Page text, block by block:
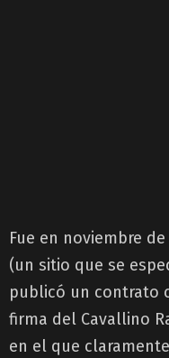
Fue en noviembre
(un sitio que se
publicó un contrato
firma del Cavallino
en el que